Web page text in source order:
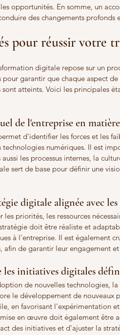
opportunités. En somme, un
des changements profonds
pour réussir votre
digitale repose sur un
pour garantir que chaque aspect
atteints. Voici les principales
de l'entreprise en
d'identifier les forces et les
numériques. Il est
les processus internes, la
sert de base pour définir une
digitale alignée avec
priorités, les ressources
doit être réaliste et
à l'entreprise. Il est également
afin de garantir leur engagement
initiatives digitales
de nouvelles technologies,
le développement de
en favorisant l'expérimentation
en œuvre doit également être
des initiatives et d'ajuster la